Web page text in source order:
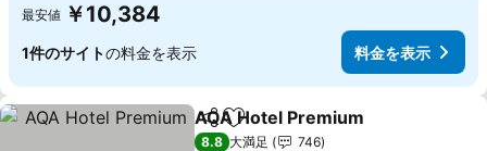
最安値 ￥10,384
1件のサイトの料金を表示 料金を表示
シェアお気に入りに追加
AQA Hotel Premium
8.8 大満足
746